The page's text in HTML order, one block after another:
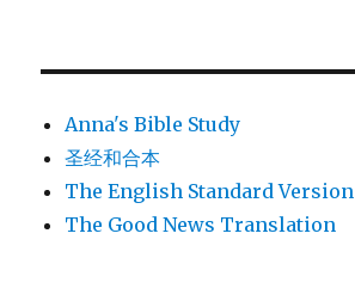
Anna's Bible Study
圣经和合本
The English Standard Version
The Good News Translation